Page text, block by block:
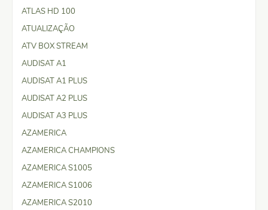
ATLAS HD 100
ATUALIZAÇÃO
ATV BOX STREAM
AUDISAT A1
AUDISAT A1 PLUS
AUDISAT A2 PLUS
AUDISAT A3 PLUS
AZAMERICA
AZAMERICA CHAMPIONS
AZAMERICA S1005
AZAMERICA S1006
AZAMERICA S2010